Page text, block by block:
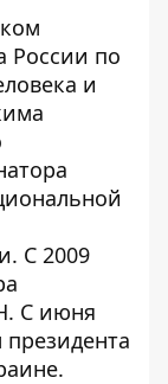
России по
и
С 2009
С июня
президента